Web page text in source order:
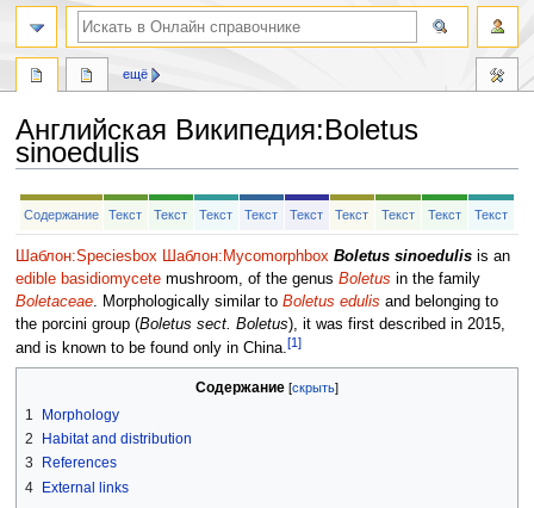
Английская Википедия:Boletus
sinoedulis
Перейти
Перейти
Содержание Текст Текст Текст Текст Текст Текст Текст Текст Текст
Шаблон:Speciesbox Шаблон:Mycomorphbox Boletus sinoedulisis an
edible basidiomycetemushroom, of the genus Boletus in the family
Boletaceae. Morphologically similar to Boletus edulis and belonging to
the porcini group (Boletus sect. Boletus), it was first described in 2015,
and is known to be found only in China.[1]
Содержание
1
Morphology
2
Habitat and distribution
3
References
4 External links
ещё